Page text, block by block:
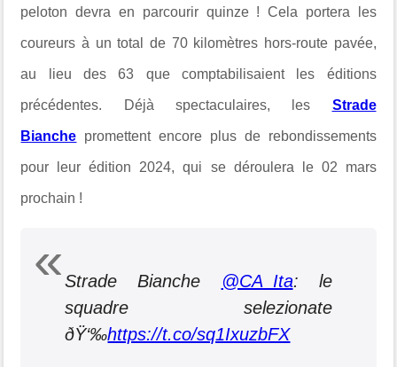
peloton devra en parcourir quinze ! Cela portera les
coureurs à un total de 70 kilomètres hors-route pavée,
au lieu des 63 que comptabilisaient les éditions
précédentes. Déjà spectaculaires, les Strade
Bianche promettent encore plus de rebondissements
pour leur édition 2024, qui se déroulera le 02 mars
prochain !
Strade Bianche @CA_Ita: le
squadre selezionate
ðŸ‘‰https://t.co/sq1IxuzbFX